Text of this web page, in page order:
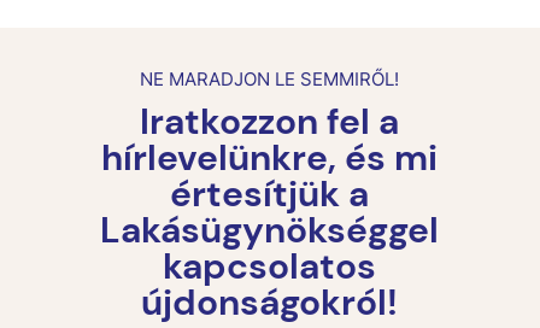
NE MARADJON LE SEMMIRŐL!
Iratkozzon fel a
hírlevelünkre, és mi
értesítjük a
Lakásügynökséggel
kapcsolatos
újdonságokról!